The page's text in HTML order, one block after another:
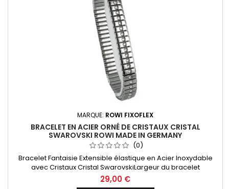
MARQUE: ROWI FIXOFLEX
BRACELET EN ACIER ORNÉ DE CRISTAUX CRISTAL
SWAROVSKI ROWI MADE IN GERMANY
(0)
Bracelet Fantaisie Extensible élastique en Acier Inoxydable
avec Cristaux Cristal SwarovskiLargeur du bracelet
08mmDiamètre de 60mm, extensible à 80mm.Rowi Since 1895
Made In Germany
29,00 €